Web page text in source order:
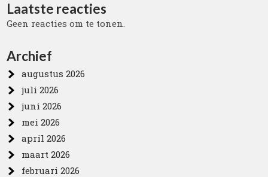
Laatste reacties
Geen reacties om te tonen.
Archief
augustus 2026
juli 2026
juni 2026
mei 2026
april 2026
maart 2026
februari 2026